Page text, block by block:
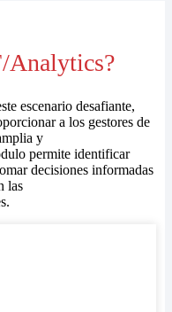
Analytics?
escenario desafiante,
a los gestores de
y
permite identificar
decisiones informadas
las